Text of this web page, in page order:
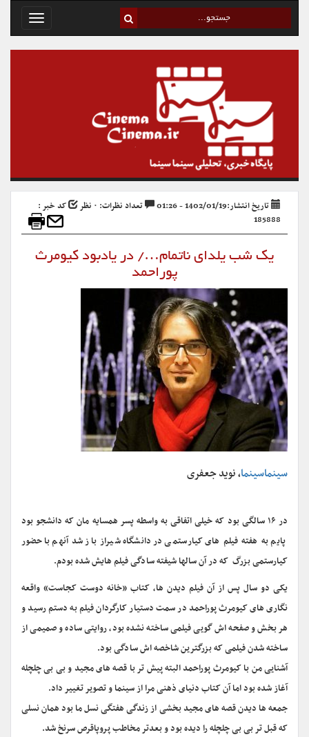
Toggle
تاریخ انتشار:1402/01/19 - 01:26 تعداد نظرات: ۰ نظر
کد خبر :
185888
یک شب یلدای ناتمام…/ در یادبود کیومرث
پوراحمد
سینماسینما، نوید جعفری
در ۱۶ سالگی بود که خیلی اتفاقی به واسطه پسر همسایه مان که دانشجو بود
پایم به هفته فیلم های کیارستمی در دانشگاه شیراز باز شد آنهم با حضور
کیارستمی بزرگ که در آن سالها شیفته سادگی فیلم هایش شده بودم.
یکی دو سال پس از آن فیلم دیدن ها، کتاب «خانه دوست کجاست» واقعه
نگاری های کیومرث پوراحمد در سمت دستیار کارگردان فیلم به دستم رسید و
هر بخش و صفحه اش گویی فیلمی ساخته نشده بود، روایتی ساده و صمیمی از
ساخته شدن فیلمی که بزرگترین شاخصه اش سادگی بود.
آشنایی من با کیومرث پوراحمد البته پیش تر با قصه های مجید و بی بی چلچله
آغاز شده بود اما آن کتاب دنیای ذهنی مرا از سینما و تصویر تغییر داد.
جمعه ها دیدن قصه های مجید بخشی از زندگی هفتگی نسل ما بود همان نسلی
که قبل تر بی بی چلچله را دیده بود و بعدتر مخاطب پروپاقرص سرنخ شد.